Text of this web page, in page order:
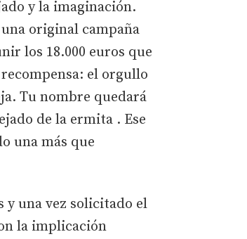
y la imaginación.
original campaña
los 18.000 euros que
el orgullo
Tu nombre quedará
de la ermita . Ese
una más que
y una vez solicitado el
la implicación